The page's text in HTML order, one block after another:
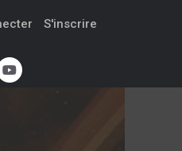
S'inscrire